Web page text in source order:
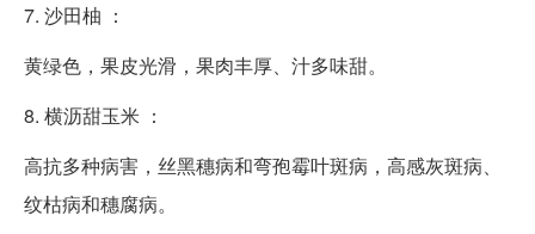
7. 沙田柚 ：
黄绿色，果皮光滑，果肉丰厚、汁多味甜。
8. 横沥甜玉米 ：
高抗多种病害，丝黑穗病和弯孢霉叶斑病，高感灰斑病、
纹枯病和穗腐病。